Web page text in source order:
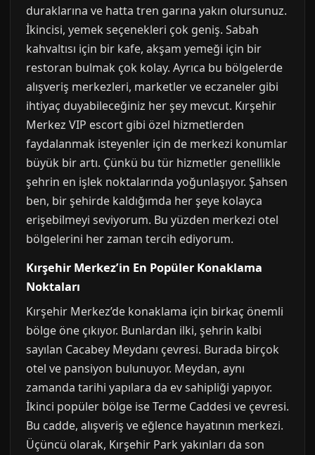
duraklarına ve hatta tren garına yakın olursunuz.
İkincisi, yemek seçenekleri çok geniş. Sabah
kahvaltısı için bir kafe, akşam yemeği için bir
restoran bulmak çok kolay. Ayrıca bu bölgelerde
alışveriş merkezleri, marketler ve eczaneler gibi
ihtiyaç duyabileceğiniz her şey mevcut. Kırşehir
Merkez VIP escort gibi özel hizmetlerden
faydalanmak isteyenler için de merkezi konumlar
büyük bir artı. Çünkü bu tür hizmetler genellikle
şehrin en işlek noktalarında yoğunlaşıyor. Şahsen
ben, bir şehirde kaldığımda her şeye kolayca
erişebilmeyi seviyorum. Bu yüzden merkezi otel
bölgelerini her zaman tercih ediyorum.
Kırşehir Merkez’in En Popüler Konaklama
Noktaları
Kırşehir Merkez’de konaklama için birkaç önemli
bölge öne çıkıyor. Bunlardan ilki, şehrin kalbi
sayılan Cacabey Meydanı çevresi. Burada birçok
otel ve pansiyon bulunuyor. Meydan, aynı
zamanda tarihi yapılara da ev sahipliği yapıyor.
İkinci popüler bölge ise Terme Caddesi ve çevresi.
Bu cadde, alışveriş ve eğlence hayatının merkezi.
Üçüncü olarak, Kırşehir Park yakınları da son